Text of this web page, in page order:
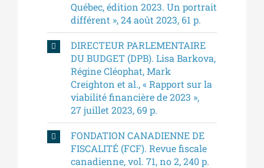
Québec, édition 2023. Un portrait
différent », 24 août 2023, 61 p.
DIRECTEUR PARLEMENTAIRE
DU BUDGET (DPB). Lisa Barkova,
Régine Cléophat, Mark
Creighton et al., « Rapport sur la
viabilité financière de 2023 »,
27 juillet 2023, 69 p.
FONDATION CANADIENNE DE
FISCALITÉ (FCF). Revue fiscale
canadienne, vol. 71, no 2, 240 p.